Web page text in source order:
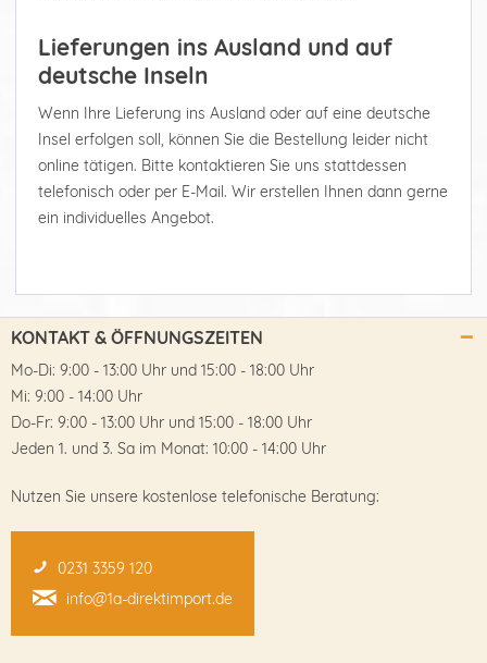
Lieferungen ins Ausland und auf
deutsche Inseln
Wenn Ihre Lieferung ins Ausland oder auf eine deutsche
Insel erfolgen soll, können Sie die Bestellung leider nicht
online tätigen. Bitte kontaktieren Sie uns stattdessen
telefonisch oder per E-Mail. Wir erstellen Ihnen dann gerne
ein individuelles Angebot.
KONTAKT & ÖFFNUNGSZEITEN
Mo-Di: 9:00 - 13:00 Uhr und 15:00 - 18:00 Uhr
Mi: 9:00 - 14:00 Uhr
Do-Fr: 9:00 - 13:00 Uhr und 15:00 - 18:00 Uhr
Jeden 1. und 3. Sa im Monat: 10:00 - 14:00 Uhr
Nutzen Sie unsere kostenlose telefonische Beratung:
0231 3359 120
info@1a-direktimport.de